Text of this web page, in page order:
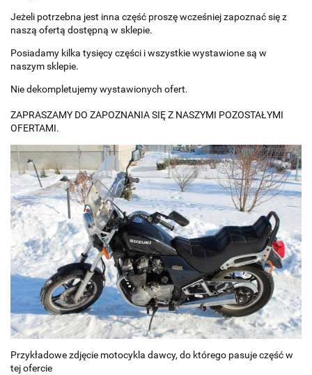
Jeżeli potrzebna jest inna część proszę wcześniej zapoznać się z
naszą ofertą dostępną w sklepie.
Posiadamy kilka tysięcy części i wszystkie wystawione są w
naszym sklepie.
Nie dekompletujemy wystawionych ofert.
ZAPRASZAMY DO ZAPOZNANIA SIĘ Z NASZYMI POZOSTAŁYMI
OFERTAMI.
Przykładowe zdjęcie motocykla dawcy, do którego pasuje część w
tej ofercie